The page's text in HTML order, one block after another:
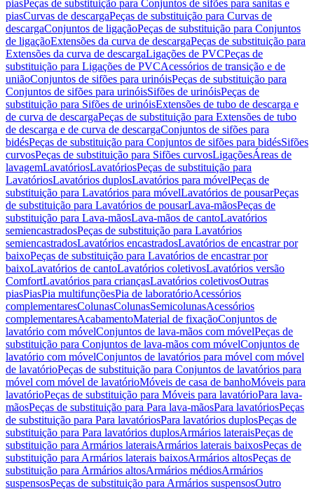
piasPeças de substituição para Conjuntos de sifões para sanitas e
piasCurvas de descargaPeças de substituição para Curvas de
descargaConjuntos de ligaçãoPeças de substituição para Conjuntos
de ligaçãoExtensões da curva de descargaPeças de substituição para
Extensões da curva de descargaLigações de PVCPeças de
substituição para Ligações de PVCAcessórios de transição e de
uniãoConjuntos de sifões para urinóisPeças de substituição para
Conjuntos de sifões para urinóisSifões de urinóisPeças de
substituição para Sifões de urinóisExtensões de tubo de descarga e
de curva de descargaPeças de substituição para Extensões de tubo
de descarga e de curva de descargaConjuntos de sifões para
bidésPeças de substituição para Conjuntos de sifões para bidésSifões
curvosPeças de substituição para Sifões curvosLigaçõesÁreas de
lavagemLavatóriosLavatóriosPeças de substituição para
LavatóriosLavatórios duplosLavatórios para móvelPeças de
substituição para Lavatórios para móvelLavatórios de pousarPeças
de substituição para Lavatórios de pousarLava-mãosPeças de
substituição para Lava-mãosLava-mãos de cantoLavatórios
semiencastradosPeças de substituição para Lavatórios
semiencastradosLavatórios encastradosLavatórios de encastrar por
baixoPeças de substituição para Lavatórios de encastrar por
baixoLavatórios de cantoLavatórios coletivosLavatórios versão
ComfortLavatórios para criançasLavatórios coletivosOutras
piasPiasPia multifunçõesPia de laboratórioAcessórios
complementaresColunasColunasSemicolunasAcessórios
complementaresAcabamentoMaterial de fixaçãoConjuntos de
lavatório com móvelConjuntos de lava-mãos com móvelPeças de
substituição para Conjuntos de lava-mãos com móvelConjuntos de
lavatório com móvelConjuntos de lavatórios para móvel com móvel
de lavatórioPeças de substituição para Conjuntos de lavatórios para
móvel com móvel de lavatórioMóveis de casa de banhoMóveis para
lavatórioPeças de substituição para Móveis para lavatórioPara lava-
mãosPeças de substituição para Para lava-mãosPara lavatóriosPeças
de substituição para Para lavatóriosPara lavatórios duplosPeças de
substituição para Para lavatórios duplosArmários lateraisPeças de
substituição para Armários lateraisArmários laterais baixosPeças de
substituição para Armários laterais baixosArmários altosPeças de
substituição para Armários altosArmários médiosArmários
suspensosPeças de substituição para Armários suspensosOutro